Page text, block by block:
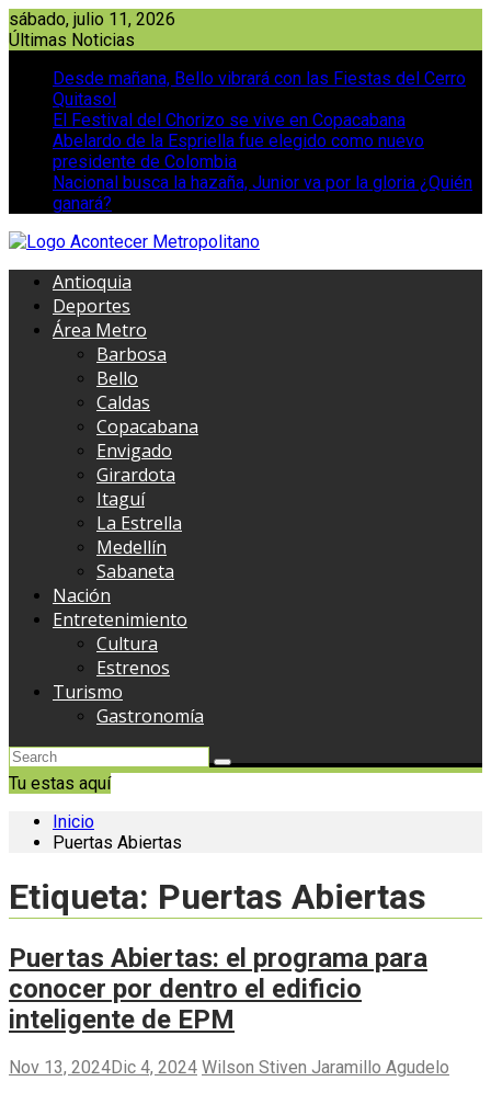
Saltar
al
sábado, julio 11, 2026
Últimas Noticias
Desde mañana, Bello vibrará con las Fiestas del Cerro
Quitasol
El Festival del Chorizo se vive en Copacabana
Abelardo de la Espriella fue elegido como nuevo
presidente de Colombia
Nacional busca la hazaña, Junior va por la gloria ¿Quién
ganará?
Antioquia
Deportes
Área Metro
Barbosa
Bello
Caldas
Copacabana
Envigado
Girardota
Itaguí
La Estrella
Medellín
Sabaneta
Nación
Entretenimiento
Cultura
Estrenos
Turismo
Gastronomía
Tu estas aquí
Inicio
Puertas Abiertas
Etiqueta: Puertas Abiertas
Puertas Abiertas: el programa para
conocer por dentro el edificio
inteligente de EPM
Nov 13, 2024Dic 4, 2024 Wilson Stiven Jaramillo Agudelo